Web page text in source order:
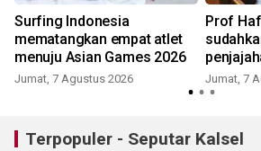
Surfing Indonesia
mematangkan empat atlet
menuju Asian Games 2026
Jumat, 7 Agustus 2026
Prof
Jumat, 7
Terpopuler - Seputar Kalsel